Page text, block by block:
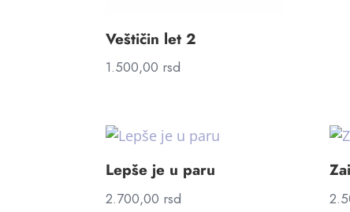
Veštičin let 2
1.500,00 rsd
Lepše je u paru
2.700,00 rsd